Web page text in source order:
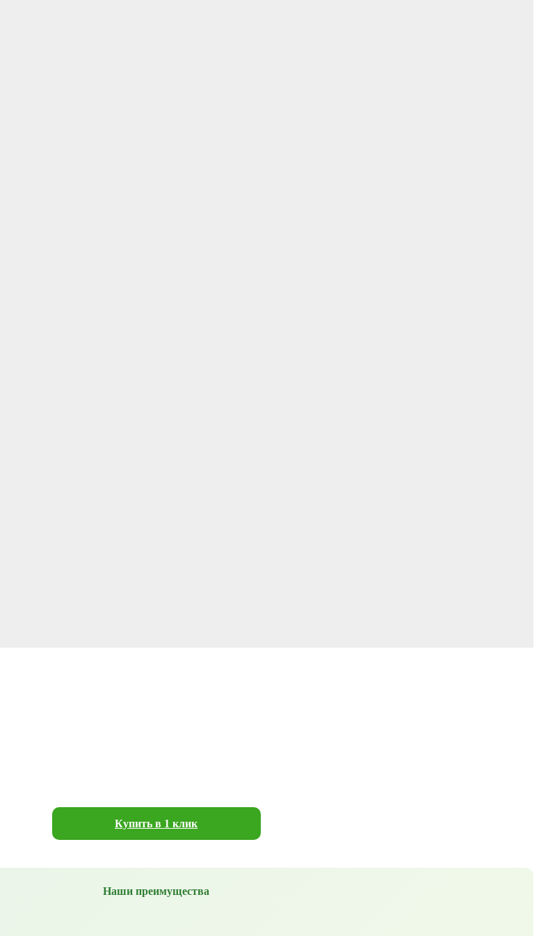
Купить в 1 клик
Наши преимущества